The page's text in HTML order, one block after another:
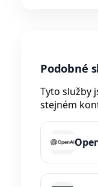
Podobné
Tyto služby
stejném